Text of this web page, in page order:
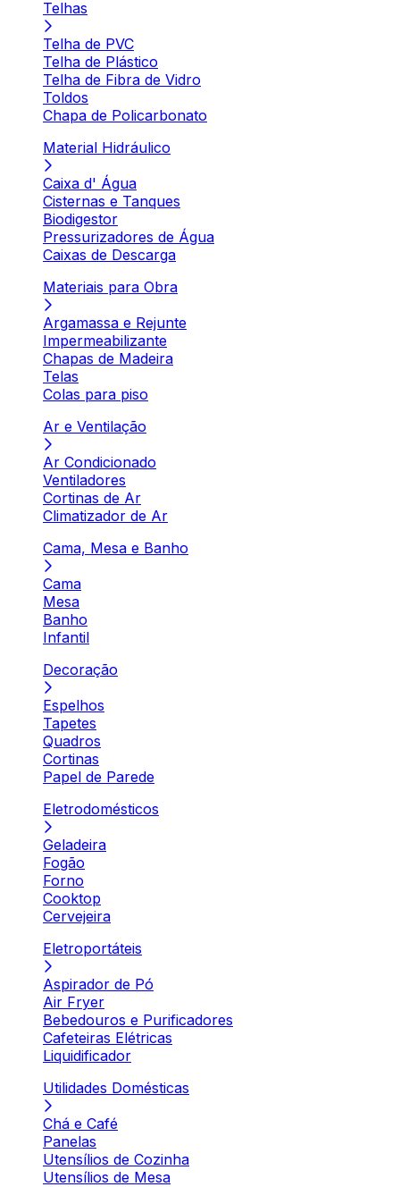
Telhas
Telha de PVC
Telha de Plástico
Telha de Fibra de Vidro
Toldos
Chapa de Policarbonato
Material Hidráulico
Caixa d' Água
Cisternas e Tanques
Biodigestor
Pressurizadores de Água
Caixas de Descarga
Materiais para Obra
Argamassa e Rejunte
Impermeabilizante
Chapas de Madeira
Telas
Colas para piso
Ar e Ventilação
Ar Condicionado
Ventiladores
Cortinas de Ar
Climatizador de Ar
Cama, Mesa e Banho
Cama
Mesa
Banho
Infantil
Decoração
Espelhos
Tapetes
Quadros
Cortinas
Papel de Parede
Eletrodomésticos
Geladeira
Fogão
Forno
Cooktop
Cervejeira
Eletroportáteis
Aspirador de Pó
Air Fryer
Bebedouros e Purificadores
Cafeteiras Elétricas
Liquidificador
Utilidades Domésticas
Chá e Café
Panelas
Utensílios de Cozinha
Utensílios de Mesa